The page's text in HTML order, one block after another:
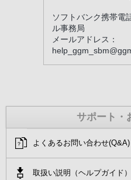
ソフトバンク携帯電
ル事務局
メールアドレス：
サポート・
よくあるお問い合わせ(Q&A)
取扱い説明（ヘルプガイド）